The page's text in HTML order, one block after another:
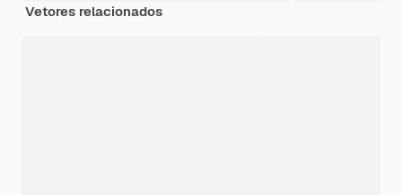
Vetores relacionados